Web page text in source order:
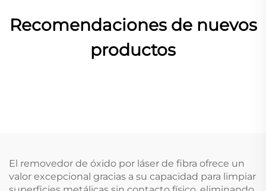
Recomendaciones de nuevos
productos
El removedor de óxido por láser de fibra ofrece un
valor excepcional gracias a su capacidad para limpiar